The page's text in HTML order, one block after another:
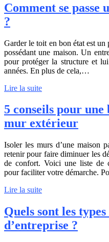
Comment se passe
?
Garder le toit en bon état est un
possédant une maison. Un
pour protéger la structure et
années. En plus de cela,…
Lire la suite
5 conseils pour
mur extérieur
Isoler les murs d’une maison
retenir pour faire diminuer les
de confort. Voici une liste de
pour faciliter votre démarche.
Lire la suite
Quels sont les
d’entreprise ?